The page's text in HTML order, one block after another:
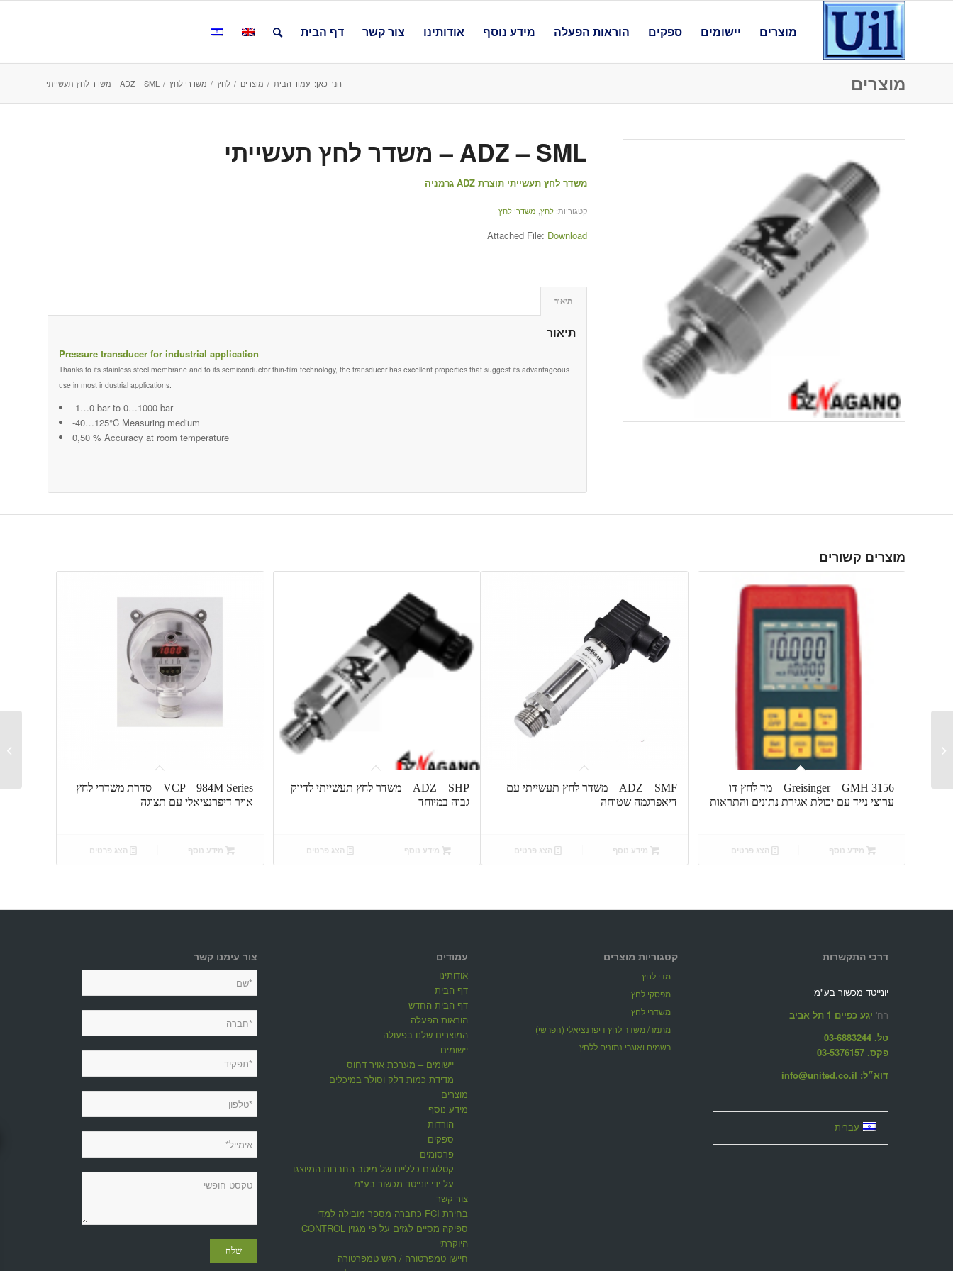
מוצרים יישומים ספקים הוראות הפעלה מידע נוסף אודותינו צור קשר דף הבית
מוצרים הנך כאן: עמוד הבית / מוצרים / לחץ / משדרי לחץ / ADZ – SML – משדר לחץ תעשייתי
ADZ – SML – משדר לחץ תעשייתי
משדר לחץ תעשייתי תוצרת ADZ גרמניה
קטגוריות:לחץ משדרי לחץ
Attached File: Download
תיאור
תיאור
Pressure transducer for industrial application
Thanks to its stainless steel membrane and to its semiconductor thin-film technology, the transducer has excellent properties that suggest its advantageous
use in most industrial applications.
-1…0 bar to 0…1000 bar
-40…125°C Measuring medium
0,50 % Accuracy at room temperature
מוצרים קשורים
Greisinger – GMH 3156 – מד לחץ דו
ערוצי נייד עם יכולת אגירת נתונים והתראות
מידע נוסף הצג פרטים
ADZ – SMF – משדר לחץ תעשייתי עם
דיאפרגמה שטוחה
מידע נוסף הצג פרטים
ADZ – SHP – משדר לחץ תעשייתי לדיוק
גבוה במיוחד
מידע נוסף הצג פרטים
VCP – 984M Series – סדרת משדרי לחץ
אויר דיפרנציאלי עם תצוגה
מידע נוסף הצג פרטים
צור עימנו קשר עמודים
אודותינו
דף הבית
דף הבית החדש
הוראות הפעלה
המוצרים שלנו בפעולה
יישומים
יישומים – מערכת אויר דחוס
מדידת כמות דלק וסולר במיכלים
מוצרים
מידע נוסף
הורדות
ספקים
פרסומים
קטלוגים כלליים של מיטב החברות המיוצגות
על ידי יונייטד מכשור בע"מ
צור קשר
בחירת FCI כחברה מספר מובילה למדי
ספיקה מסיים לגזים על פי מגזין CONTROL
היוקרתי
חיישן טמפרטורה / רגש טמפרטורה
קטגוריות מוצרים
מדי לחץ
מפסקי לחץ
משדרי לחץ
מתמר/ משדר לחץ דיפרנציאלי (הפרשי)
רשמים ואוגרי נתונים ללחץ
דרכי התקשרות
יונייטד מכשור בע"מ
רח' יגע כפיים 1 תל אביב
טל. 03-6883244
פקס. 03-5376157
דוא״ל: info@united.co.il
עברית
ADZ – SIL – משדר
תעשייתי ללחץ נמוך